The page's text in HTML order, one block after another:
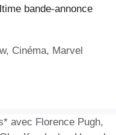
bande-annonce
, Cinéma, Marvel